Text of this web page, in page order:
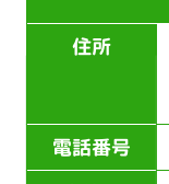
住所
電話番号